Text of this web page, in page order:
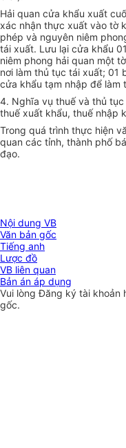
Hải quan cửa khẩu xuất
xác nhận thực xuất vào tờ
phép và nguyên niêm
tái xuất. Lưu lại cửa khẩu
niêm phong hải quan một
nơi làm thủ tục tái xuất; 01
cửa khẩu tạm nhập để làm
4. Nghĩa vụ thuế và thủ
thuế xuất khẩu, thuế nhập
Trong quá trình thực hiện
quan các tỉnh, thành phố
đạo.
Nội dung VB
Văn bản gốc
Tiếng anh
Lược đồ
VB liên quan
Bản án áp dụng
Vui lòngĐăng ký tài khoản
gốc.